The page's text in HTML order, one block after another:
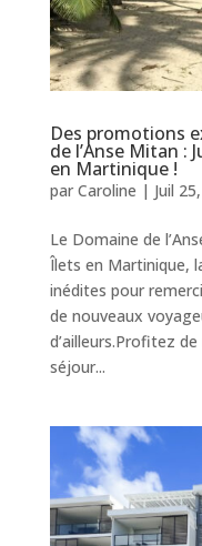
Des promotions
de l’Anse Mitan :
en Martinique !
par Caroline | Juil
Le Domaine de
Îlets en Martinique,
inédites pour
de nouveaux
d’ailleurs.Profitez
séjour...